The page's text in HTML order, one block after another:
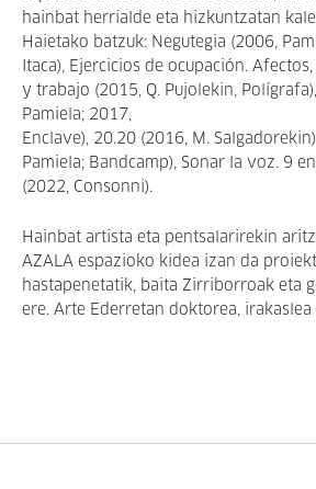
hainbat herrialde eta hizkuntzatan
Haietako batzuk: Negutegia (2006,
Itaca), Ejercicios de ocupación.
y trabajo (2015, Q. Pujolekin,
Pamiela; 2017,
Enclave), 20.20 (2016, M.
Pamiela; Bandcamp), Sonar la voz. 9
(2022, Consonni).
Hainbat artista eta pentsalarirekin
AZALA espazioko kidea izan da
hastapenetatik, baita Zirriborroak eta
ere. Arte Ederretan doktorea, irakaslea